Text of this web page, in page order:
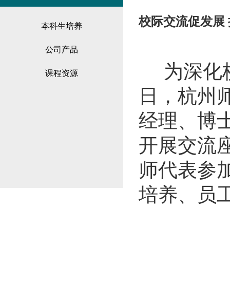
本科生培养
公司产品
课程资源
校际交流促发
为深化
日，杭州
经理、博
开展交流
师代表参
培养、员